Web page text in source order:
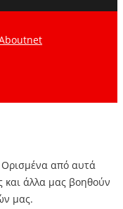
Ορισμένα από αυτά
και άλλα μας βοηθούν
μας.